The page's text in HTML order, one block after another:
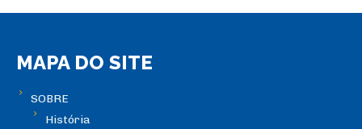
MAPA DO SITE
SOBRE
História